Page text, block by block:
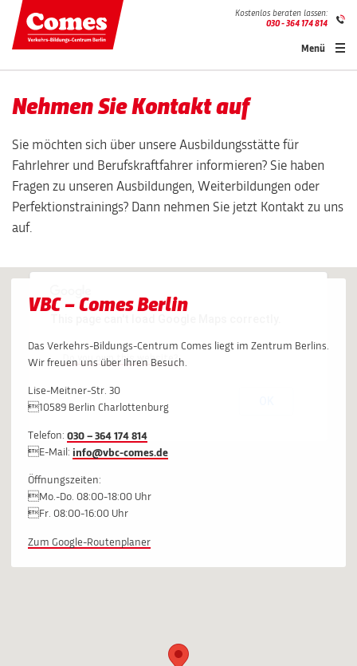
Kostenlos beraten lassen:
030 - 364 174 814
Menü
Nehmen Sie Kontakt auf
Sie möchten sich über unsere Ausbildungsstätte für
Fahrlehrer und Berufskraftfahrer informieren? Sie haben
Fragen zu unseren Ausbildungen, Weiterbildungen oder
Perfektionstrainings? Dann nehmen Sie jetzt Kontakt zu uns
auf.
VBC – Comes Berlin
Das Verkehrs-Bildungs-Centrum Comes liegt im Zentrum Berlins.
Wir freuen uns über Ihren Besuch.
Lise-Meitner-Str. 30
10589 Berlin Charlottenburg
Telefon: 030 – 364 174 814
E-Mail: info@vbc-comes.de
Öffnungszeiten:
Mo.-Do. 08:00-18:00 Uhr
Fr. 08:00-16:00 Uhr
Zum Google-Routenplaner
Do you own this website?